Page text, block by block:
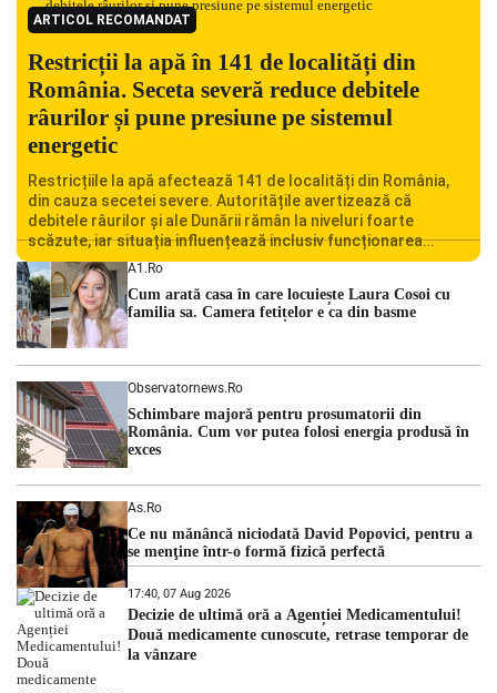
ARTICOL RECOMANDAT
Restricții la apă în 141 de localități din
România. Seceta severă reduce debitele
râurilor și pune presiune pe sistemul
energetic
Restricțiile la apă afectează 141 de localități din România,
din cauza secetei severe. Autoritățile avertizează că
debitele râurilor și ale Dunării rămân la niveluri foarte
scăzute, iar situația influențează inclusiv funcționarea
Centralei Nucleare de la Cernavodă. România se confruntă
cu una dintre cele mai dificile perioade din punct de vedere
hidrologic din ultimii ani. Lipsa […]
A1.ro
Cum arată casa în care locuiește Laura Cosoi cu
familia sa. Camera fetițelor e ca din basme
Observatornews.ro
Schimbare majoră pentru prosumatorii din
România. Cum vor putea folosi energia produsă în
exces
As.ro
Ce nu mănâncă niciodată David Popovici, pentru a
se menţine într-o formă fizică perfectă
17:40, 07 Aug 2026
Decizie de ultimă oră a Agenției Medicamentului!
Două medicamente cunoscute, retrase temporar de
la vânzare